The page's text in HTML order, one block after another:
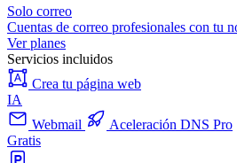
Solo correo
Cuentas de correo profesionales con tu
Ver planes
Servicios incluidos
Crea tu página web
IA
Webmail
Aceleración DNS Pro
Gratis